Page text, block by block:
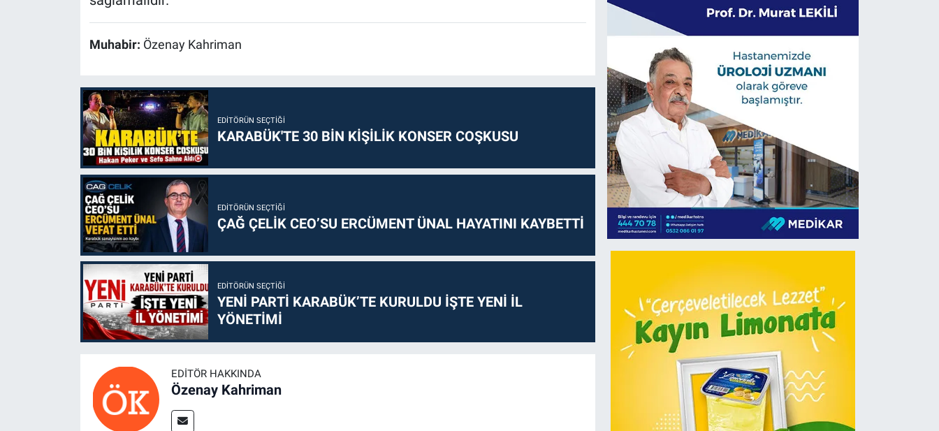
Muhabir: Özenay Kahriman
EDITÖRÜN SEÇTIĞI
KARABÜK'TE 30 BİN KİŞİLİK KONSER COŞKUSU
EDITÖRÜN SEÇTIĞI
ÇAĞ ÇELİK CEO’SU ERCÜMENT ÜNAL HAYATINI KAYBETTİ
EDITÖRÜN SEÇTIĞI
YENİ PARTİ KARABÜK’TE KURULDU İŞTE YENİ İL
YÖNETİMİ
EDITÖR HAKKINDA
Özenay Kahriman